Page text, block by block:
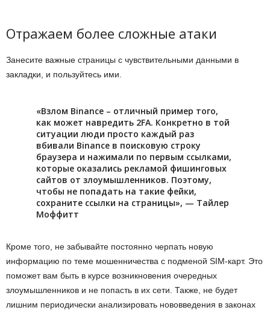
Отражаем более сложные атаки
Занесите важные страницы с чувствительными данными в
закладки, и пользуйтесь ими.
«Взлом Binance – отличный пример того,
как может навредить 2FA. Конкретно в той
ситуации люди просто каждый раз
вбивали Binance в поисковую строку
браузера и нажимали по первым ссылками,
которые оказались рекламой фишинговых
сайтов от злоумышленников. Поэтому,
чтобы не попадать на такие фейки,
сохраните ссылки на страницы», — Тайлер
Моффитт
Кроме того, не забывайте постоянно черпать новую
информацию по теме мошенничества с подменой SIM-карт. Это
поможет вам быть в курсе возникновения очередных
злоумышленников и не попасть в их сети. Также, не будет
лишним периодически анализировать нововведения в законах